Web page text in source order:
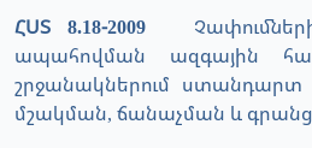
ՀՍՏ 8.18-2009
ապահովման ազգային
շրջանակներում ստանդարտ
մշակման, ճանաչման և